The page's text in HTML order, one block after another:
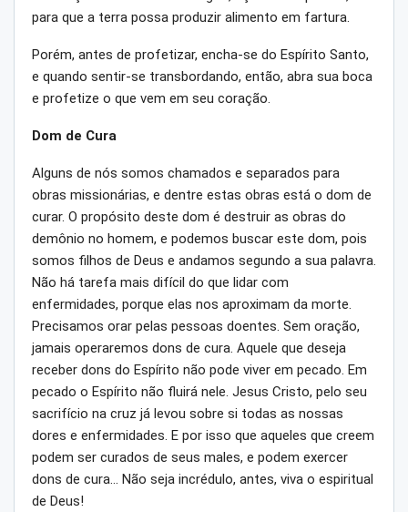
para que a terra possa produzir alimento em fartura.
Porém, antes de profetizar, encha-se do Espírito Santo,
e quando sentir-se transbordando, então, abra sua boca
e profetize o que vem em seu coração.
Dom de Cura
Alguns de nós somos chamados e separados para
obras missionárias, e dentre estas obras está o dom de
curar. O propósito deste dom é destruir as obras do
demônio no homem, e podemos buscar este dom, pois
somos filhos de Deus e andamos segundo a sua palavra.
Não há tarefa mais difícil do que lidar com
enfermidades, porque elas nos aproximam da morte.
Precisamos orar pelas pessoas doentes. Sem oração,
jamais operaremos dons de cura. Aquele que deseja
receber dons do Espírito não pode viver em pecado. Em
pecado o Espírito não fluirá nele. Jesus Cristo, pelo seu
sacrifício na cruz já levou sobre si todas as nossas
dores e enfermidades. E por isso que aqueles que creem
podem ser curados de seus males, e podem exercer
dons de cura… Não seja incrédulo, antes, viva o espiritual
de Deus!